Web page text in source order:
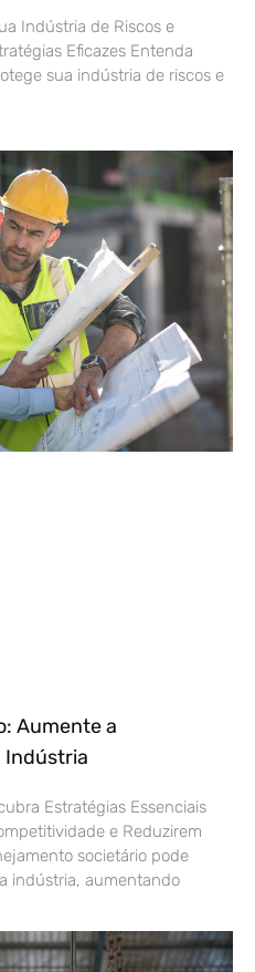
Indústria de Riscos e
Eficazes Entenda
sua indústria de riscos e
Aumente a
Indústria
Estratégias Essenciais
e Reduzirem
societário pode
indústria, aumentando